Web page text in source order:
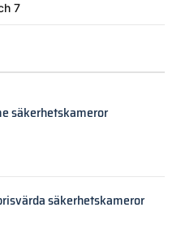
7
säkerhetskameror
säkerhetskameror